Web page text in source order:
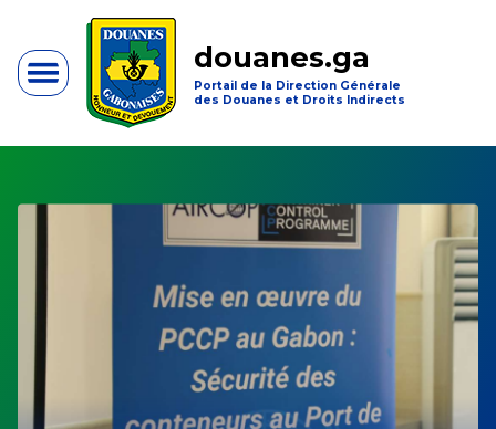
douanes.ga
Portail de la Direction Générale
des Douanes et Droits Indirects